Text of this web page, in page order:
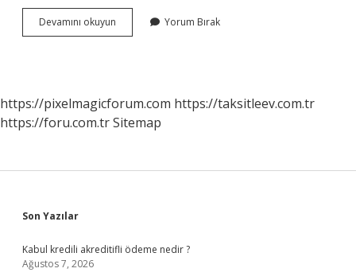
Devamını okuyun Murazaa
Ne
Yorum Bırak
https://pixelmagicforum.com https://taksitleev.com.tr
https://foru.com.trSitemap
Sidebar
Son Yazılar
Kabul kredili akreditifli ödeme nedir ?
Ağustos 7, 2026